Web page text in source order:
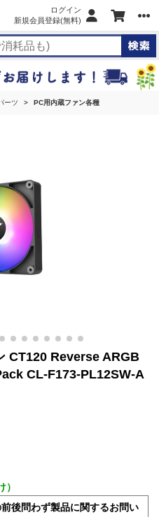
ログイン
新規会員登録(無料)
ーツ PC用内蔵ファン各種
CT120 Reverse ARGB
CL-F173-PL12SW-A
後問わず製品に関するお問い